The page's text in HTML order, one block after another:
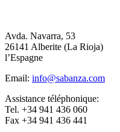
Avda. Navarra, 53
26141 Alberite (La Rioja)
l’Espagne
Email: info@sabanza.com
Assistance téléphonique:
Tel. +34 941 436 060
Fax +34 941 436 441